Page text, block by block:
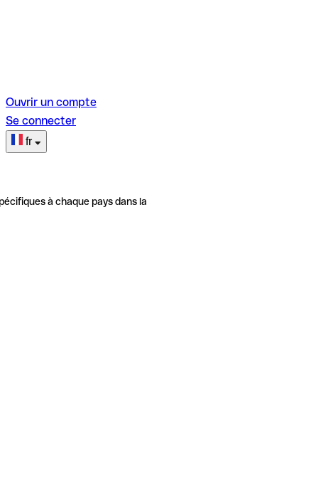
Ouvrir un compte
Se connecter
fr
à chaque pays dans la